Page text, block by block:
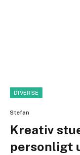
DIVERSE
Stefan
Kreativ
personligt